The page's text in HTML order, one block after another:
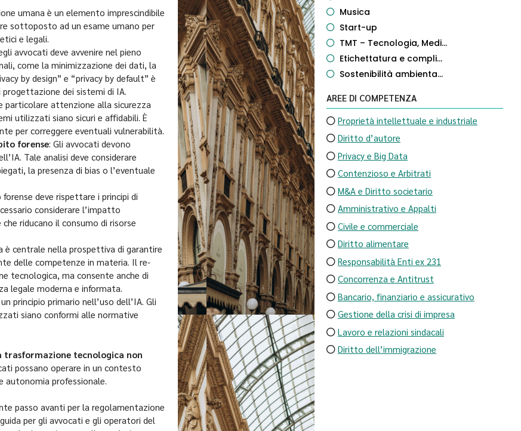
umana è un elemento imprescindibile
sottoposto ad un esame umano per
e legali.
avvocati deve avvenire nel pieno
come la minimizzazione dei dati, la
by design” e “privacy by default” è
dei sistemi di IA.
particolare attenzione alla sicurezza
utilizzati siano sicuri e affidabili. È
per correggere eventuali vulnerabilità.
forense: Gli avvocati devono
Tale analisi deve considerare
la presenza di bias o l’eventuale
forense deve rispettare i principi di
considerare l’impatto
riducano il consumo di risorse
è centrale nella prospettiva di garantire
delle competenze in materia. Il re-
tecnologica, ma consente anche di
legale moderna e informata.
principio primario nell’uso dell’IA. Gli
siano conformi alle normative
trasformazione tecnologica non
possano operare in un contesto
autonomia professionale.
passo avanti per la regolamentazione
per gli avvocati e gli operatori del
Musica
Start-up
TMT – Tecnologia, Medi...
Etichettatura e compli...
Sostenibilità ambienta...
AREE DI COMPETENZA
Proprietà intellettuale e industriale
Diritto d’autore
Privacy e Big Data
Contenzioso e Arbitrati
M&A e Diritto societario
Amministrativo e Appalti
Civile e commerciale
Diritto alimentare
Responsabilità Enti ex 231
Concorrenza e Antitrust
Bancario, finanziario e assicurativo
Gestione della crisi di impresa
Lavoro e relazioni sindacali
Diritto dell’immigrazione